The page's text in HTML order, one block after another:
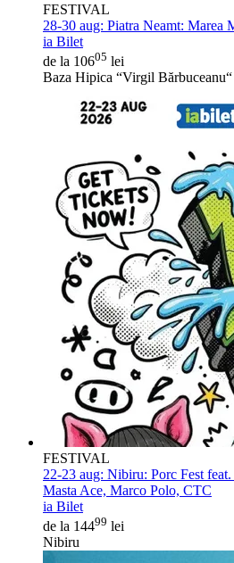
FESTIVAL
28-30 aug: Piatra Neamt: Marea
ia Bilet
de la 10605 lei
Baza Hipica “Virgil Bărbuceanu“
FESTIVAL
22-23 aug: Nibiru: Porc Fest
Masta Ace, Marco Polo, CTC
ia Bilet
de la 14499 lei
Nibiru